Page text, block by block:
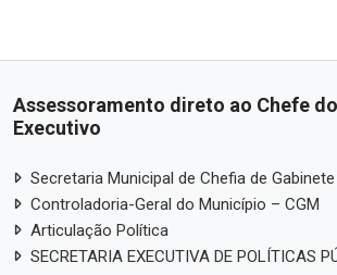
Assessoramento direto ao Chefe
Executivo
Secretaria Municipal de Chefia de Gabinete
Controladoria-Geral do Município – CGM
Articulação Política
SECRETARIA EXECUTIVA DE POLÍTICAS